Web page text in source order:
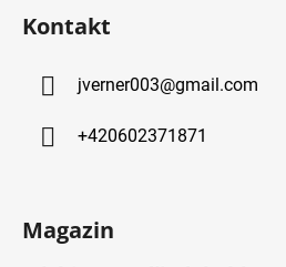
Kontakt
jverner003@gmail.com
+420602371871
Magazin